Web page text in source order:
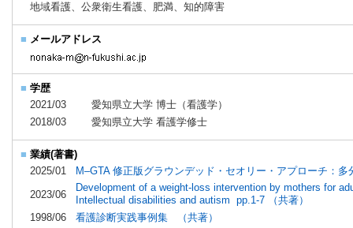
地域看護、公衆衛生看護、肥満、知的障害
■ メールアドレス
■ 学歴
2021/03
愛知県立大学 博士（看護学）
2018/03
愛知県立大学 看護学修士
■ 業績(著書)
2025/01
M–GTA 修正版グラウンデッド・セオリー・アプローチ：
2023/06
Development of a weight-loss intervention by mothers for
Intellectual disabilities and autism pp.1-7 （共著）
1998/06
看護診断実践事例集 （共著）